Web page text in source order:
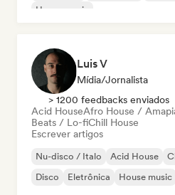
House music
Luis V
Mídia/Jornalista
> 1200 feedbacks enviados
Acid HouseAfro House /
Beats / Lo-fiChill House
Escrever artigos
Nu-disco / Italo Acid House
Disco
Eletrônica House music